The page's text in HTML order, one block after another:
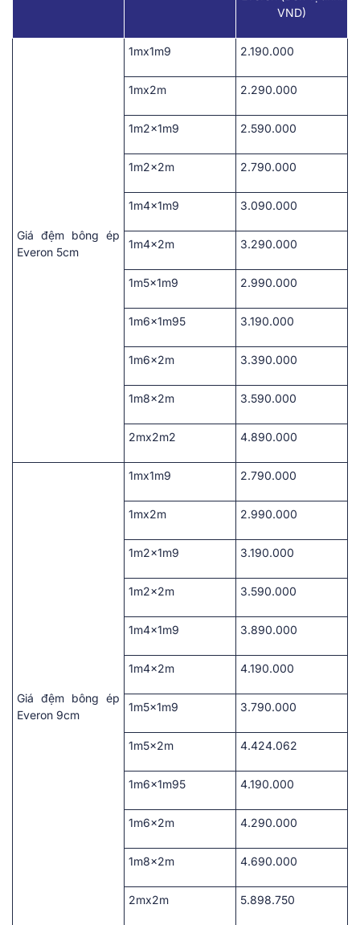
VND)
Giá đệm bông ép
Everon 5cm
1mx1m9 2.190.000
1mx2m 2.290.000
1m2x1m9 2.590.000
1m2x2m 2.790.000
1m4x1m9 3.090.000
1m4x2m 3.290.000
1m5x1m9 2.990.000
1m6x1m95 3.190.000
1m6x2m 3.390.000
1m8x2m 3.590.000
2mx2m2 4.890.000
Giá đệm bông ép
Everon 9cm
1mx1m9 2.790.000
1mx2m 2.990.000
1m2x1m9 3.190.000
1m2x2m 3.590.000
1m4x1m9 3.890.000
1m4x2m 4.190.000
1m5x1m9 3.790.000
1m5x2m 4.424.062
1m6x1m95 4.190.000
1m6x2m 4.290.000
1m8x2m 4.690.000
2mx2m 5.898.750